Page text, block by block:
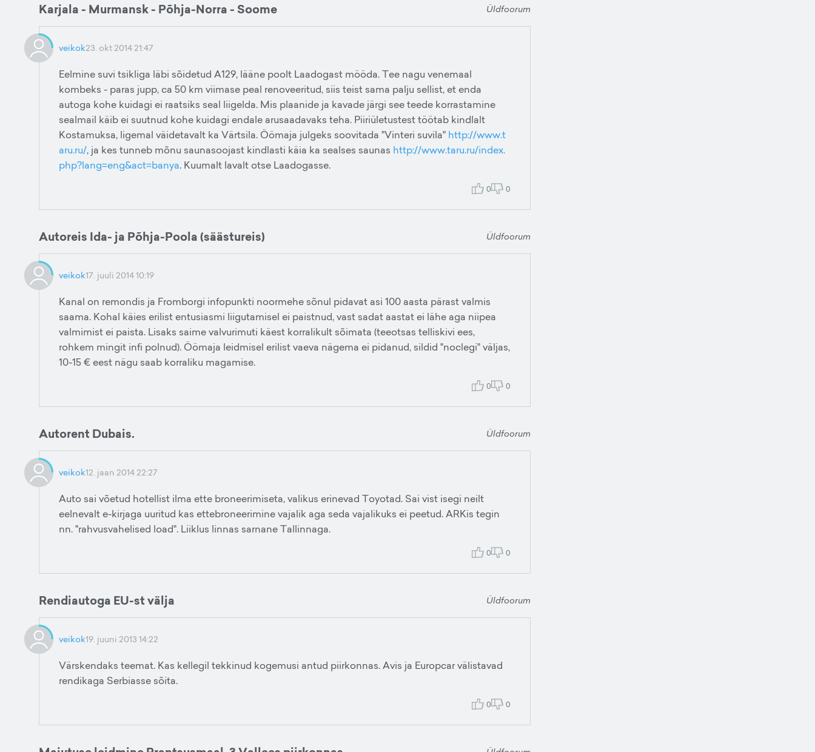
Karjala - Murmansk - Põhja-Norra - Soome Üldfoorum
veikok23. okt 2014 21:47
Eelmine suvi tsikliga läbi sõidetud A129, lääne poolt Laadogast mööda. Tee nagu venemaal
kombeks - paras jupp, ca 50 km viimase peal renoveeritud, siis teist sama palju sellist, et enda
autoga kohe kuidagi ei raatsiks seal liigelda. Mis plaanide ja kavade järgi see teede korrastamine
sealmail käib ei suutnud kohe kuidagi endale arusaadavaks teha. Piiriületustest töötab kindlalt
Kostamuksa, ligemal väidetavalt ka Värtsila. Öömaja julgeks soovitada "Vinteri suvila" http://www.t
aru.ru/, ja kes tunneb mõnu saunasoojast kindlasti käia ka sealses saunas http://www.taru.ru/index.
php?lang=eng&act=banya. Kuumalt lavalt otse Laadogasse.
0 0
Autoreis Ida- ja Põhja-Poola (säästureis) Üldfoorum
veikok17. juuli 2014 10:19
Kanal on remondis ja Fromborgi infopunkti noormehe sõnul pidavat asi 100 aasta pärast valmis
saama. Kohal käies erilist entusiasmi liigutamisel ei paistnud, vast sadat aastat ei lähe aga niipea
valmimist ei paista. Lisaks saime valvurimuti käest korralikult sõimata (teeotsas telliskivi ees,
rohkem mingit infi polnud). Öömaja leidmisel erilist vaeva nägema ei pidanud, sildid "noclegi" väljas,
10-15 € eest nägu saab korraliku magamise.
0 0
Autorent Dubais. Üldfoorum
veikok12. jaan 2014 22:27
Auto sai võetud hotellist ilma ette broneerimiseta, valikus erinevad Toyotad. Sai vist isegi neilt
eelnevalt e-kirjaga uuritud kas ettebroneerimine vajalik aga seda vajalikuks ei peetud. ARKis tegin
nn. "rahvusvahelised load". Liiklus linnas sarnane Tallinnaga.
0 0
Rendiautoga EU-st välja Üldfoorum
veikok19. juuni 2013 14:22
Värskendaks teemat. Kas kellegil tekkinud kogemusi antud piirkonnas. Avis ja Europcar välistavad
rendikaga Serbiasse sõita.
0 0